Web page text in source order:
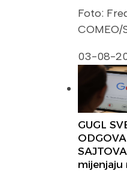
Foto:
COMEO/
03-08-
GUGL
mijenjaju